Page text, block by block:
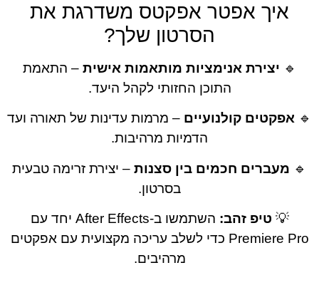
אפטר אפקטס משדרגת את
הסרטון שלך?
יצירת אנימציות מותאמות אישית– התאמת
התוכן החזותי לקהל היעד.
קולנועיים– מרמות עדינות של תאורה ועד
הדמיות מרהיבות.
חכמים בין סצנות– יצירת זרימה טבעית
בסרטון.
טיפ זהב:
השתמשו ב-After Effects יחד עם
Premiere Pro כדי לשלב עריכה מקצועית עם אפקטים
מרהיבים.